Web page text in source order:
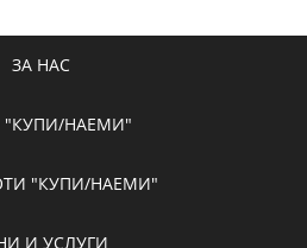
ЗА НАС
НАЕМИ"
"КУПИ/НАЕМИ"
И УСЛУГИ